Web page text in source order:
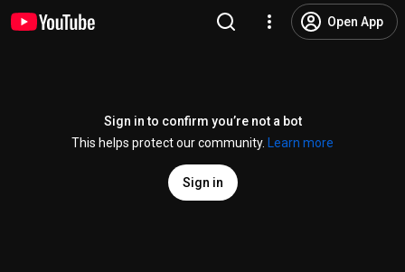
Open App
Sign in to confirm you’re not a bot
This helps protect our community.
Learn more
Sign in